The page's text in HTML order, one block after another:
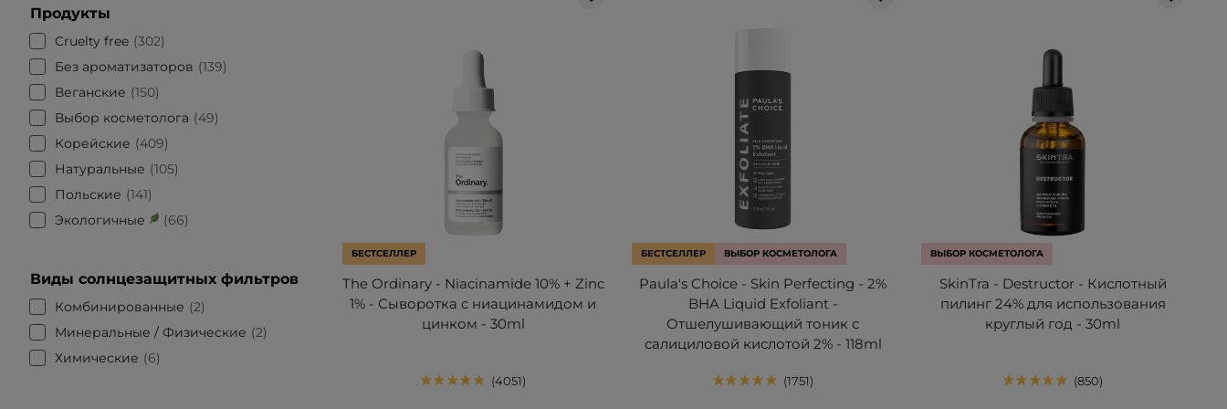
Продукты
Cruelty free 302
Без ароматизаторов
139
Веганские
150
Выбор косметолога
49
Корейские
409
Натуральные
105
Польские
141
Экологичные
66
Виды солнцезащитных фильтров
Комбинированные
2
Минеральные / Физические
2
Химические
6
БЕСТСЕЛЛЕР
The Ordinary - Niacinamide 10% + Zinc
1% - Сыворотка с ниацинамидом и
цинком - 30ml
4051
БЕСТСЕЛЛЕР ВЫБОР КОСМЕТОЛОГА
Paula's Choice - Skin Perfecting - 2%
BHA Liquid Exfoliant -
Отшелушивающий тоник с
салициловой кислотой 2% - 118ml
1751
ВЫБОР КОСМЕТОЛОГА
SkinTra - Destructor - Кислотный
пилинг 24% для использования
круглый год - 30ml
850